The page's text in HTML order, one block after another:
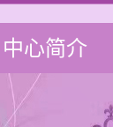
中心简介